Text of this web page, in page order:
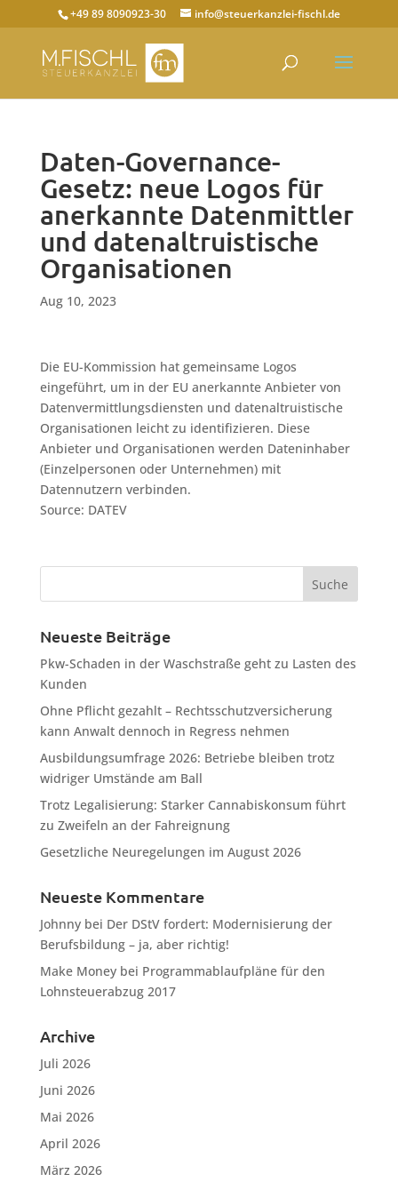
+49 89 8090923-30 info@steuerkanzlei-fischl.de
Daten-Governance-
Gesetz: neue Logos für
anerkannte Datenmittler
und datenaltruistische
Organisationen
Aug 10, 2023
Die EU-Kommission hat gemeinsame Logos
eingeführt, um in der EU anerkannte Anbieter von
Datenvermittlungsdiensten und datenaltruistische
Organisationen leicht zu identifizieren. Diese
Anbieter und Organisationen werden Dateninhaber
(Einzelpersonen oder Unternehmen) mit
Datennutzern verbinden.
Source: DATEV
Neueste Beiträge
Pkw-Schaden in der Waschstraße geht zu Lasten des
Kunden
Ohne Pflicht gezahlt – Rechtsschutzversicherung
kann Anwalt dennoch in Regress nehmen
Ausbildungsumfrage 2026: Betriebe bleiben trotz
widriger Umstände am Ball
Trotz Legalisierung: Starker Cannabiskonsum führt
zu Zweifeln an der Fahreignung
Gesetzliche Neuregelungen im August 2026
Neueste Kommentare
Johnnybei Der DStV fordert: Modernisierung der
Berufsbildung – ja, aber richtig!
Make Moneybei Programmablaufpläne für den
Lohnsteuerabzug 2017
Archive
Juli 2026
Juni 2026
Mai 2026
April 2026
März 2026